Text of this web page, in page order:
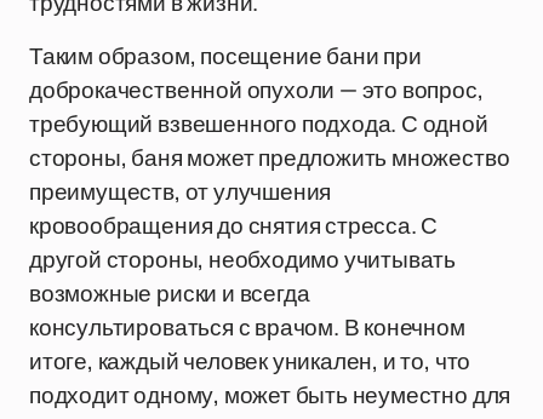
Таким образом, посещение бани при
доброкачественной опухоли — это вопрос,
требующий взвешенного подхода. С одной
стороны, баня может предложить множество
преимуществ, от улучшения
кровообращения до снятия стресса. С
другой стороны, необходимо учитывать
возможные риски и всегда
консультироваться с врачом. В конечном
итоге, каждый человек уникален, и то, что
подходит одному, может быть неуместно для